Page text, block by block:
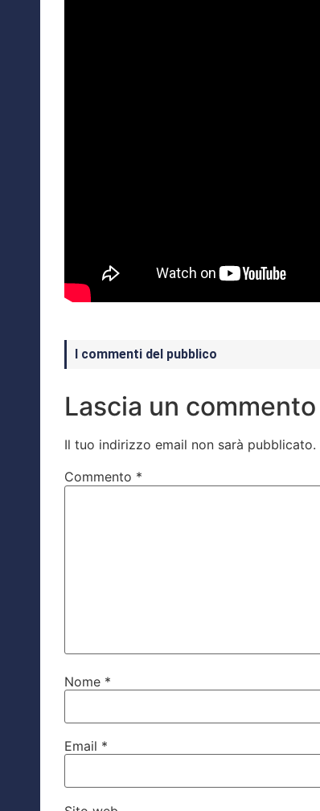
I commenti del pubblico
Lascia un commento
Il tuo indirizzo email non sarà pubblicato.
Commento *
Nome *
Email *